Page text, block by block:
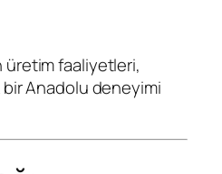
faaliyetleri,
Anadolu deneyimi